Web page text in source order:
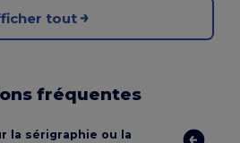
tout
fréquentes
la sérigraphie ou la